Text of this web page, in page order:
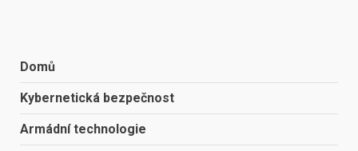
Domů
Kybernetická bezpečnost
Armádní technologie